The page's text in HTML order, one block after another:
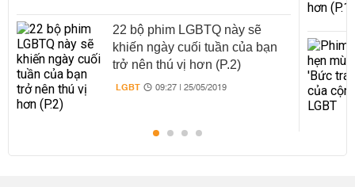
22 bộ phim LGBTQ này sẽ
khiến ngày cuối tuần của bạn
trở nên thú vị hơn (P.2)
LGBT 09:27 | 25/05/2019